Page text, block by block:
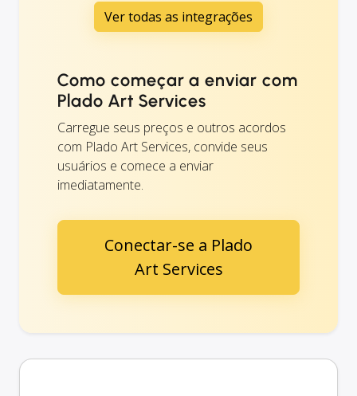
Ver todas as integrações
Como começar a enviar com
Plado Art Services
Carregue seus preços e outros acordos
com Plado Art Services, convide seus
usuários e comece a enviar
imediatamente.
Conectar-se a Plado
Art Services